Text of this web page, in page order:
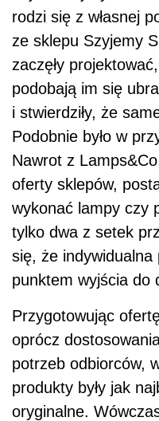
rodzi się z własnej
ze sklepu Szyjemy
zaczęły
podobają im się
i stwierdziły, że
Podobnie było w
Nawrot z
oferty sklepów,
wykonać lampy czy
tylko dwa z setek
się, że
punktem wyjścia do
Przygotowując
oprócz
potrzeb odbiorców,
produkty były jak
oryginalne.